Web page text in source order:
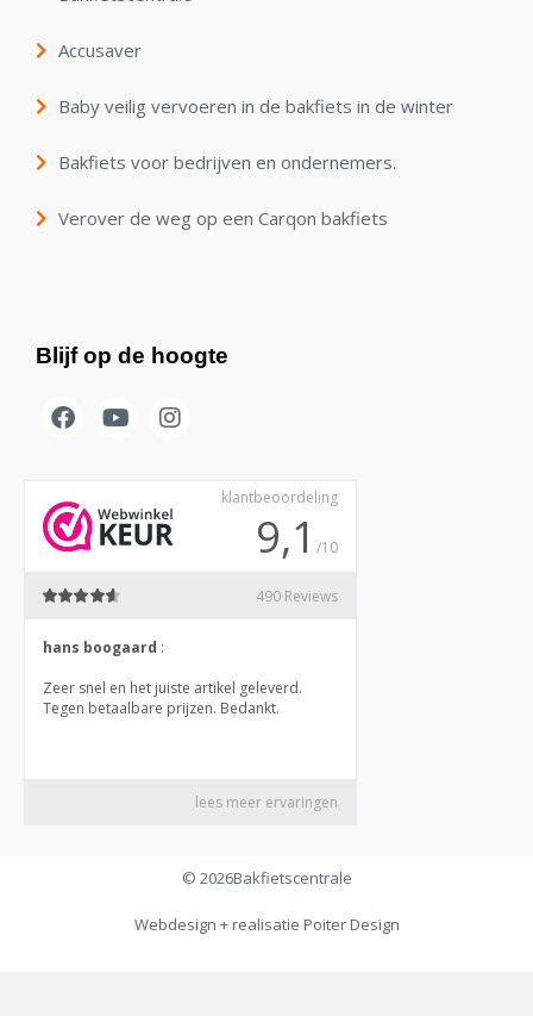
Accusaver
Baby veilig vervoeren in de bakfiets in de winter
Bakfiets voor bedrijven en ondernemers.
Verover de weg op een Carqon bakfiets
Blijf op de hoogte
© 2026Bakfietscentrale
Webdesign + realisatie Poiter Design